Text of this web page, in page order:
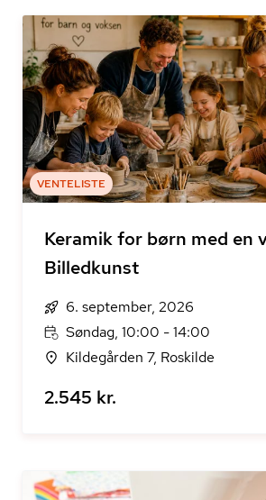
VENTELISTE
Keramik for børn med en
Billedkunst
6. september, 2026
Søndag, 10:00 - 14:00
Kildegården 7, Roskilde
2.545 kr.